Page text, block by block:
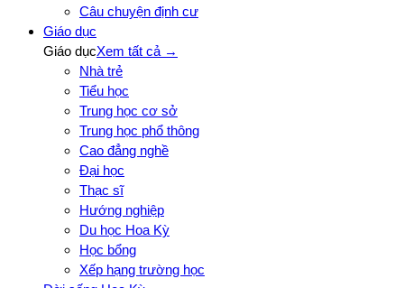
Câu chuyện định cư
Giáo dục
Giáo dụcXem tất cả →
Nhà trẻ
Tiểu học
Trung học cơ sở
Trung học phổ thông
Cao đẳng nghề
Đại học
Thạc sĩ
Hướng nghiệp
Du học Hoa Kỳ
Học bổng
Xếp hạng trường học